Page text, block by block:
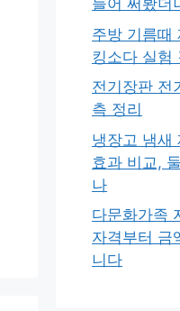
들어 써봤더
주방 기름때
킹소다 실험
전기장판 전
측 정리
냉장고 냄새
효과 비교,
나
다문화가족
자격부터 금
니다